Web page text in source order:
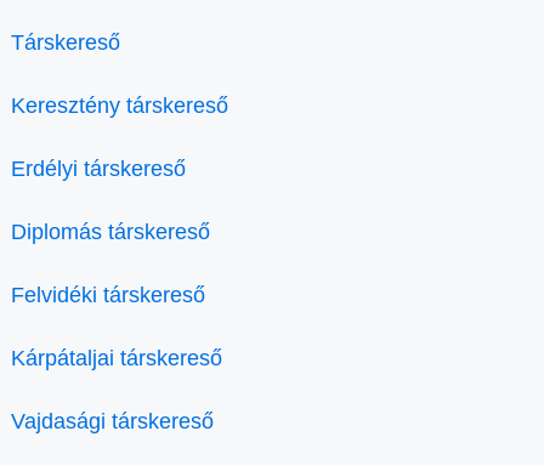
Társkereső
Keresztény társkereső
Erdélyi társkereső
Diplomás társkereső
Felvidéki társkereső
Kárpátaljai társkereső
Vajdasági társkereső